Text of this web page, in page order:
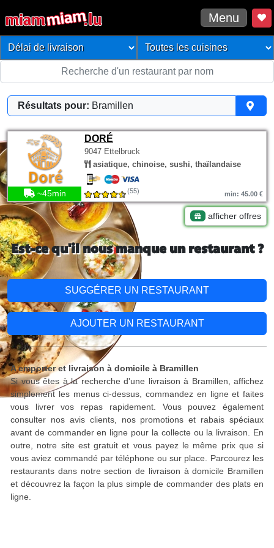
Menu
Résultats pour: Bramillen
DORÉ
9047 Ettelbruck
asiatique, chinoise, sushi, thaïlandaise
~45min (55) min: 45.00 €
afficher offres
Est-ce qu'il nous manque un restaurant ?
SUGGÉRER UN RESTAURANT
AJOUTER UN RESTAURANT
A emporter et livraison à domicile à Bramillen
Si vous êtes à la recherche d'une livraison à Bramillen, affichez
simplement les menus ci-dessus, commandez en ligne et faites
vous livrer vos repas rapidement. Vous pouvez également
consulter nos avis clients, nos promotions et rabais spéciaux
avant de commander en ligne pour la collecte ou la livraison. En
outre, notre site est gratuit et vous payez le même prix que si
vous aviez commandé par téléphone ou sur place. Parcourez les
restaurants dans notre section de livraison à domicile Bramillen
et découvrez la façon la plus simple de commander des plats en
ligne.